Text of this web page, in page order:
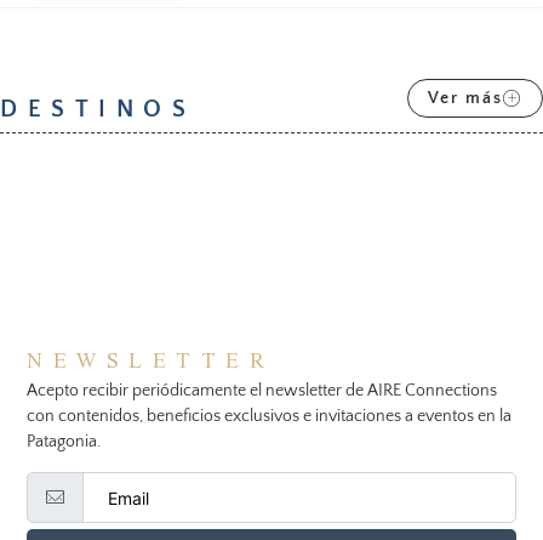
DESTINOS Ver más
NEWSLETTER
Acepto recibir periódicamente el newsletter de AIRE Connections
con contenidos, beneficios exclusivos e invitaciones a eventos en la
Patagonia.